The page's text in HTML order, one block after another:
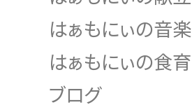
はぁもにぃの音楽
はぁもにぃの食育
ブログ